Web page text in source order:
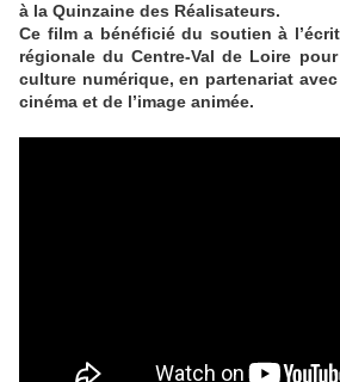
à la Quinzaine des Réalisateurs.
Ce film a bénéficié du soutien à
régionale du Centre-Val de Loire
culture numérique, en partenariat
cinéma et de l’image animée.